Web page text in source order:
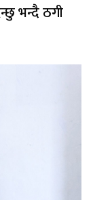
भन्दै ठगी